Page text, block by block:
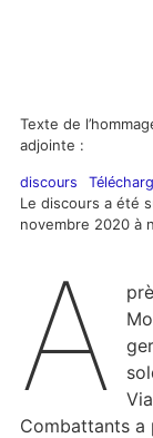
Texte de
adjointe :
discours
Le discours a été
novembre 2020 à
A
Combattants a